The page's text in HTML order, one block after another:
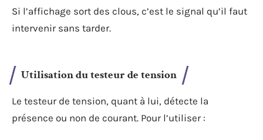
Si l’affichage sort des clous, c’est le signal qu’il faut
intervenir sans tarder.
Utilisation du testeur de tension
Le testeur de tension, quant à lui, détecte la
présence ou non de courant. Pour l’utiliser :